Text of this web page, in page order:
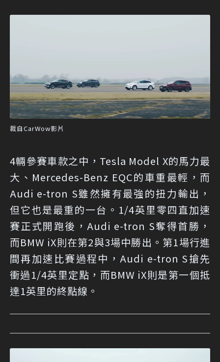
裁自CarWow影片
4輛參賽車款之中，Tesla Model X的馬力最
大、Mercedes-Benz EQC的車重最輕，而
Audi e-tron S雖然擁有最強的扭力輸出，
但它也是最重的一台。1/4英里零四直加速
賽正式開跑後，Audi e-tron S奪得首勝，
而BMW iX則在第2與3場中勝出。第1場行進
間再加速比賽過程中，Audi e-tron S搶先
衝過1/4英里定點，而BMW iX則是第一個抵
達1英里的終點線。